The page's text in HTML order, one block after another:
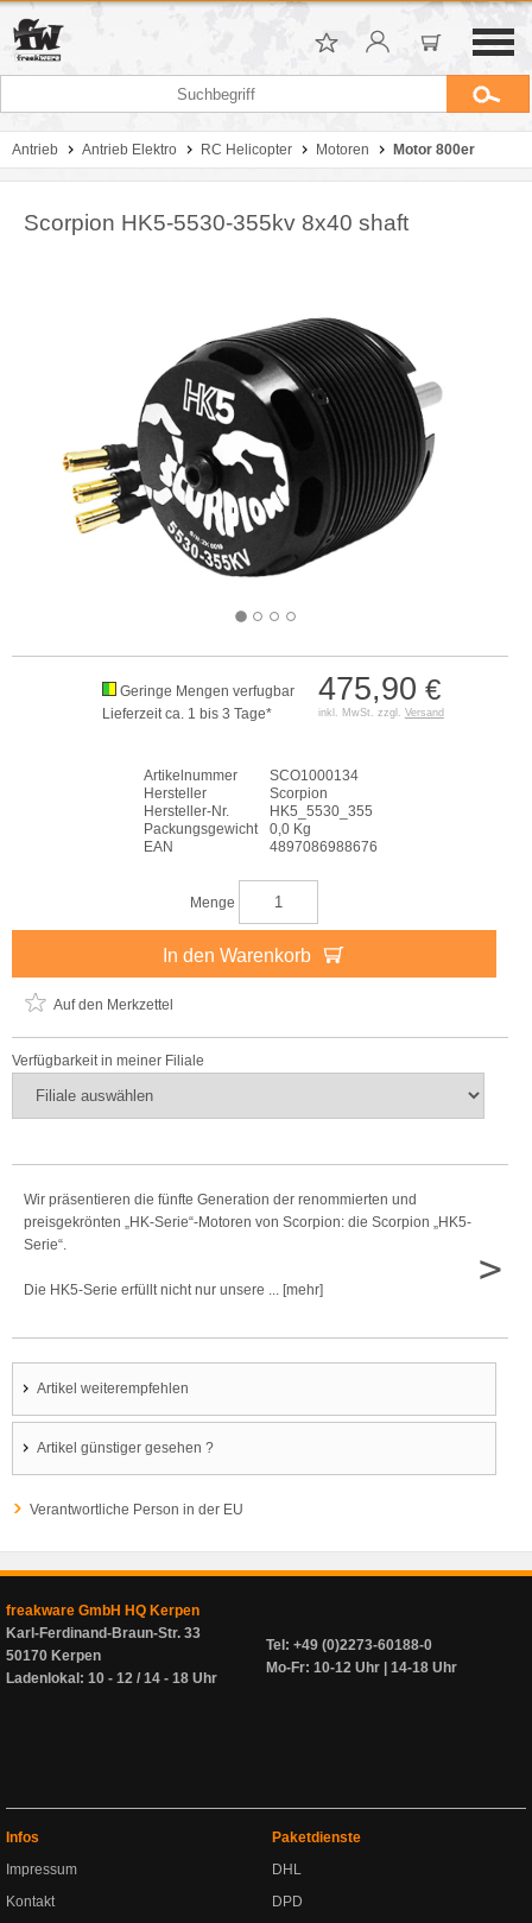
Antrieb Antrieb Elektro RC Helicopter Motoren Motor 800er
Scorpion HK5-5530-355kv 8x40 shaft
475,90 €
inkl. MwSt. zzgl. Versand
Geringe Mengen verfugbar
Lieferzeit ca. 1 bis 3 Tage*
Artikelnummer
SCO1000134
Hersteller
Scorpion
Hersteller-Nr.
HK5_5530_355
Packungsgewicht
0,0 Kg
EAN
4897086988676
Menge
In den Warenkorb
Auf den Merkzettel
Verfügbarkeit in meiner Filiale
Wir präsentieren die fünfte Generation der renommierten und
preisgekrönten „HK-Serie“-Motoren von Scorpion: die Scorpion „HK5-
Serie“.
Die HK5-Serie erfüllt nicht nur unsere ... [mehr] >
Artikel weiterempfehlen
Artikel günstiger gesehen ?
Verantwortliche Person in der EU
freakware GmbH HQ Kerpen
Karl-Ferdinand-Braun-Str. 33
50170 Kerpen
Ladenlokal: 10 - 12 / 14 - 18 Uhr
Tel: +49 (0)2273-60188-0
Mo-Fr: 10-12 Uhr | 14-18 Uhr
Infos
Impressum
Kontakt
Paketdienste
DHL
DPD